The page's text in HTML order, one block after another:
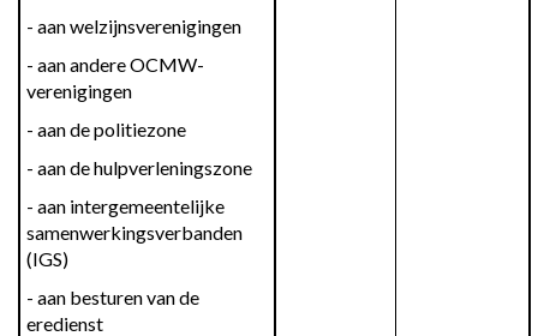
- aan welzijnsverenigingen
- aan andere OCMW-
verenigingen
- aan de politiezone
- aan de hulpverleningszone
- aan intergemeentelijke
samenwerkingsverbanden
(IGS)
- aan besturen van de
eredienst